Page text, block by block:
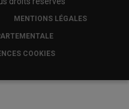
MENTIONS LÉGALES
COOKIES